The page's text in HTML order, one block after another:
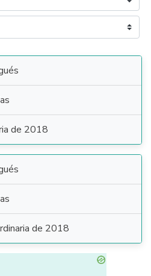
de 2018
de 2018